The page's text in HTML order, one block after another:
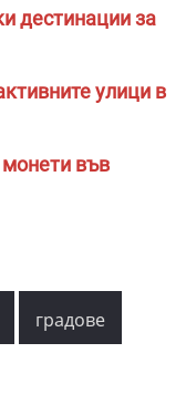
дестинации за
улици в
във
градове